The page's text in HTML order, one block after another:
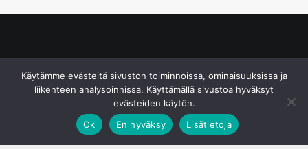
Käytämme evästeitä sivuston toiminnoissa, ominaisuuksissa ja
liikenteen analysoinnissa. Käyttämällä sivustoa hyväksyt
evästeiden käytön.
Ok
En hyväksy Lisätietoja